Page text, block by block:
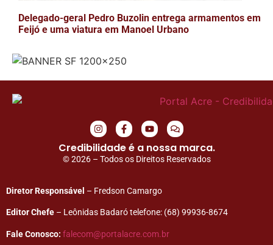
Delegado-geral Pedro Buzolin entrega armamentos em
Feijó e uma viatura em Manoel Urbano
Credibilidade é a nossa marca.
© 2026 – Todos os Direitos Reservados
Diretor Responsável – Fredson Camargo
Editor Chefe – Leônidas Badaró telefone: (68) 99936-8674
Fale Conosco: falecom@portalacre.com.br